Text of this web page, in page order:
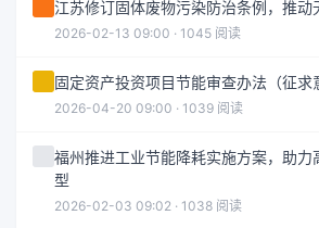
江苏修订固体废物污染防治条例，推动
2026-02-13 09:00 · 1045 阅读
固定资产投资项目节能审查办法（征求
2026-04-20 09:00 · 1039 阅读
福州推进工业节能降耗实施方案，助力
型
2026-02-03 09:02 · 1038 阅读